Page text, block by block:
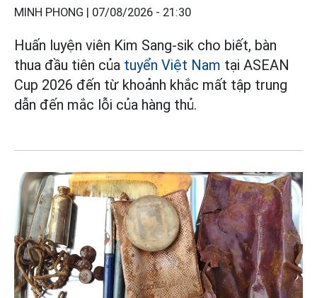
MINH PHONG | 07/08/2026 - 21:30
Huấn luyện viên Kim Sang-sik cho biết, bàn
thua đầu tiên của tuyển Việt Nam tại ASEAN
Cup 2026 đến từ khoảnh khắc mất tập trung
dẫn đến mắc lỗi của hàng thủ.